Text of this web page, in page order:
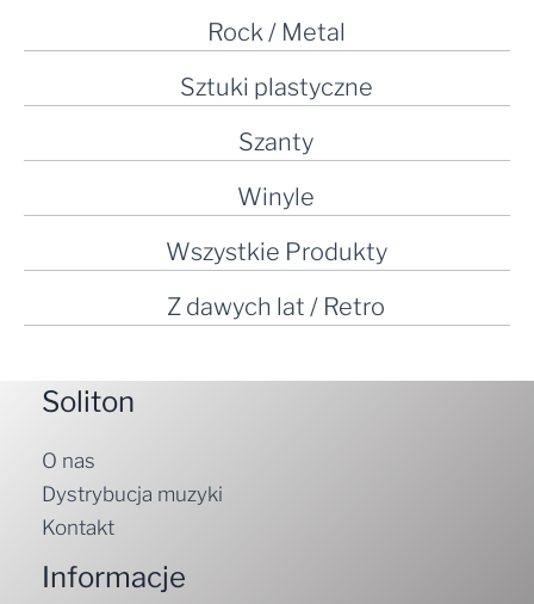
Rock / Metal
Sztuki plastyczne
Szanty
Winyle
Wszystkie Produkty
Z dawych lat / Retro
Soliton
O nas
Dystrybucja muzyki
Kontakt
Informacje